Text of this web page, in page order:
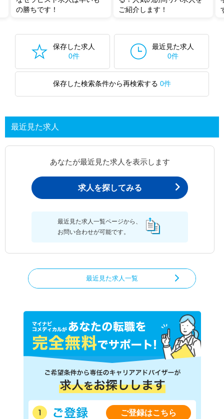
の勝ちです！
ご紹介します！
保存した求人
0件
最近見た求人
0件
保存した検索条件から再検索する 0件
最近見た求人
あなたが最近見た求人を表示します
求人を探してみる
最近見た求人一覧ページから、
お問い合わせが可能です。
最近見た求人一覧
ご登録はこちら